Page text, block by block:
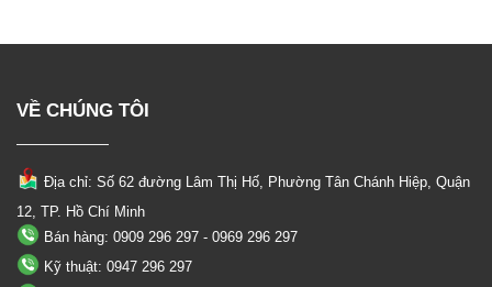
₫4.450.000.
VỀ CHÚNG TÔI
Địa chỉ: Số 62 đường Lâm Thị Hố, Phường Tân Chánh Hiệp, Quận
12, TP. Hồ Chí Minh
Bán hàng: 0909 296 297 - 0969 296 297
Kỹ thuật: 0947 296 297